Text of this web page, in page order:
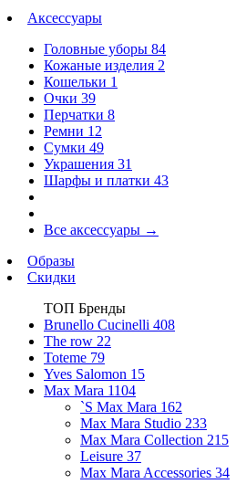
Аксессуары
Головные уборы 84
Кожаные изделия 2
Кошельки 1
Очки 39
Перчатки 8
Ремни 12
Сумки 49
Украшения 31
Шарфы и платки 43
Все аксессуары →
Образы
Скидки
ТОП Бренды
Brunello Cucinelli 408
The row 22
Toteme 79
Yves Salomon 15
Max Mara 1104
`S Max Mara 162
Max Mara Studio 233
Max Mara Collection 215
Leisure 37
Max Mara Accessories 34